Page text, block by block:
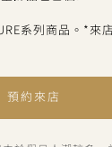
系列商品。*來
預約來店